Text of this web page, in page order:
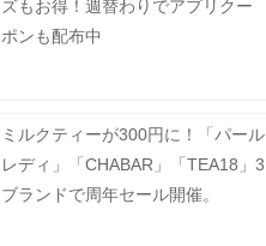
ズもお得！週替わりでアプリクー
ポンも配布中
ミルクティーが300円に！「パール
レディ」「CHABAR」「TEA18」3
ブランドで周年セール開催。